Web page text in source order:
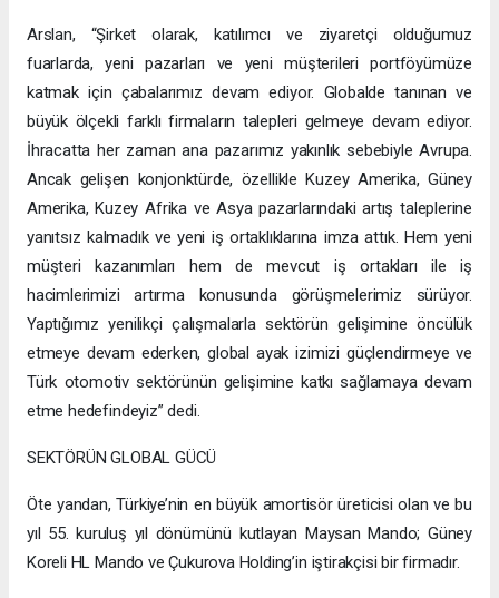
Arslan, “Şirket olarak, katılımcı ve ziyaretçi olduğumuz
fuarlarda, yeni pazarları ve yeni müşterileri portföyümüze
katmak için çabalarımız devam ediyor. Globalde tanınan ve
büyük ölçekli farklı firmaların talepleri gelmeye devam ediyor.
İhracatta her zaman ana pazarımız yakınlık sebebiyle Avrupa.
Ancak gelişen konjonktürde, özellikle Kuzey Amerika, Güney
Amerika, Kuzey Afrika ve Asya pazarlarındaki artış taleplerine
yanıtsız kalmadık ve yeni iş ortaklıklarına imza attık. Hem yeni
müşteri kazanımları hem de mevcut iş ortakları ile iş
hacimlerimizi artırma konusunda görüşmelerimiz sürüyor.
Yaptığımız yenilikçi çalışmalarla sektörün gelişimine öncülük
etmeye devam ederken, global ayak izimizi güçlendirmeye ve
Türk otomotiv sektörünün gelişimine katkı sağlamaya devam
etme hedefindeyiz” dedi.
SEKTÖRÜN GLOBAL GÜCÜ
Öte yandan, Türkiye’nin en büyük amortisör üreticisi olan ve bu
yıl 55. kuruluş yıl dönümünü kutlayan Maysan Mando; Güney
Koreli HL Mando ve Çukurova Holding’in iştirakçisi bir firmadır.